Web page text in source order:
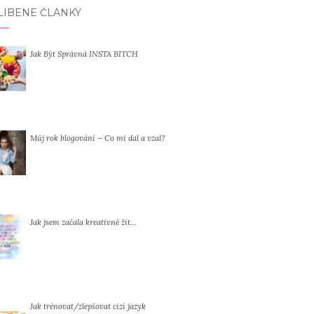
ČLÁNKY
Jak Být Správná INSTA BITCH
Můj rok blogování – Co mi dal a vzal?
Jak jsem začala kreativně žít…
Jak trénovat/zlepšovat cizí jazyk